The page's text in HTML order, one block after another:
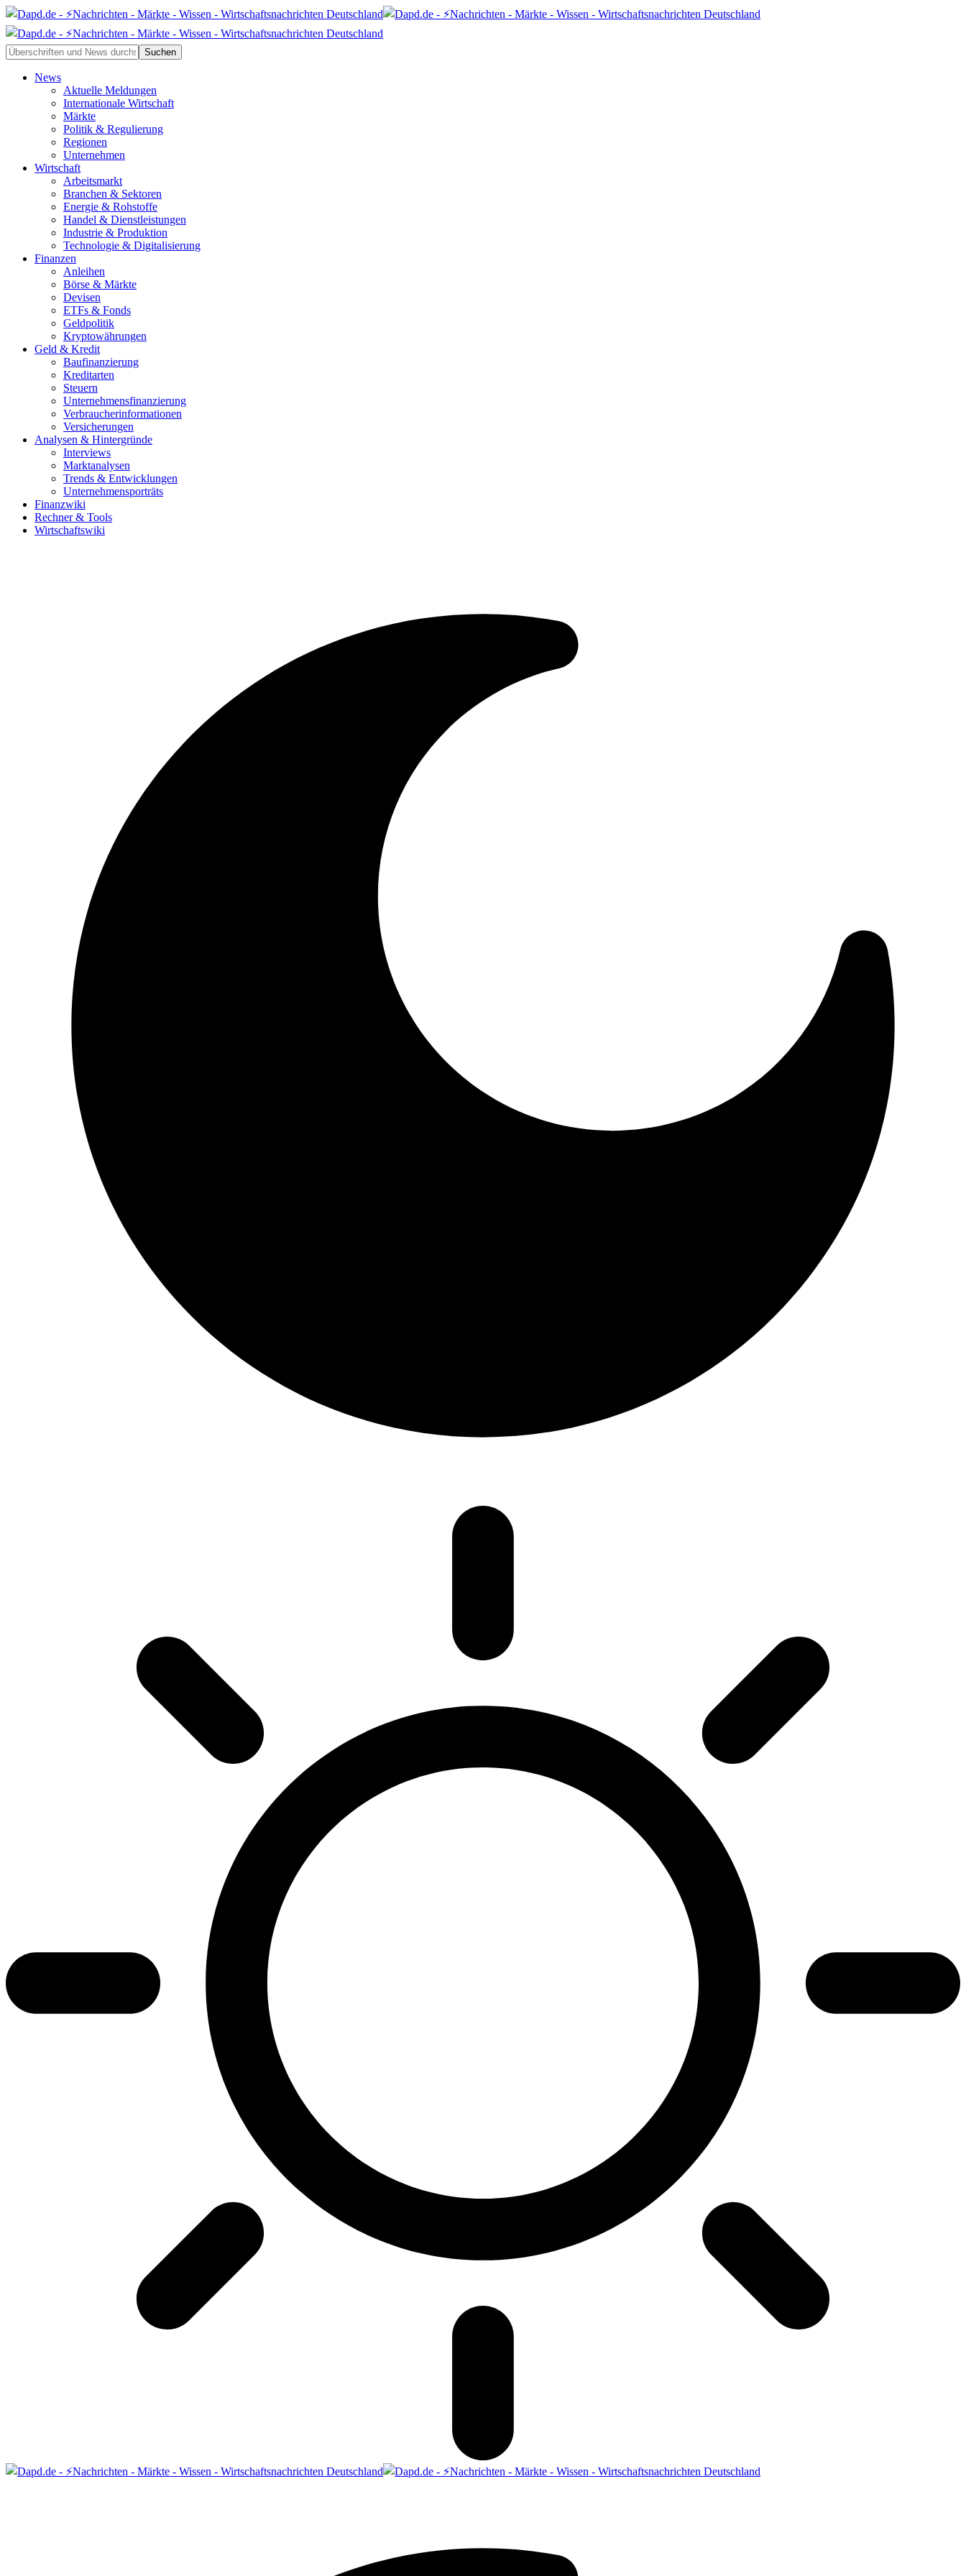
News
Aktuelle Meldungen
Internationale Wirtschaft
Märkte
Politik & Regulierung
Regionen
Unternehmen
Wirtschaft
Arbeitsmarkt
Branchen & Sektoren
Energie & Rohstoffe
Handel & Dienstleistungen
Industrie & Produktion
Technologie & Digitalisierung
Finanzen
Anleihen
Börse & Märkte
Devisen
ETFs & Fonds
Geldpolitik
Kryptowährungen
Geld & Kredit
Baufinanzierung
Kreditarten
Steuern
Unternehmensfinanzierung
Verbraucherinformationen
Versicherungen
Analysen & Hintergründe
Interviews
Marktanalysen
Trends & Entwicklungen
Unternehmensporträts
Finanzwiki
Rechner & Tools
Wirtschaftswiki